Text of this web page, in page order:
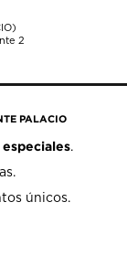
2
PALACIO
.
únicos.